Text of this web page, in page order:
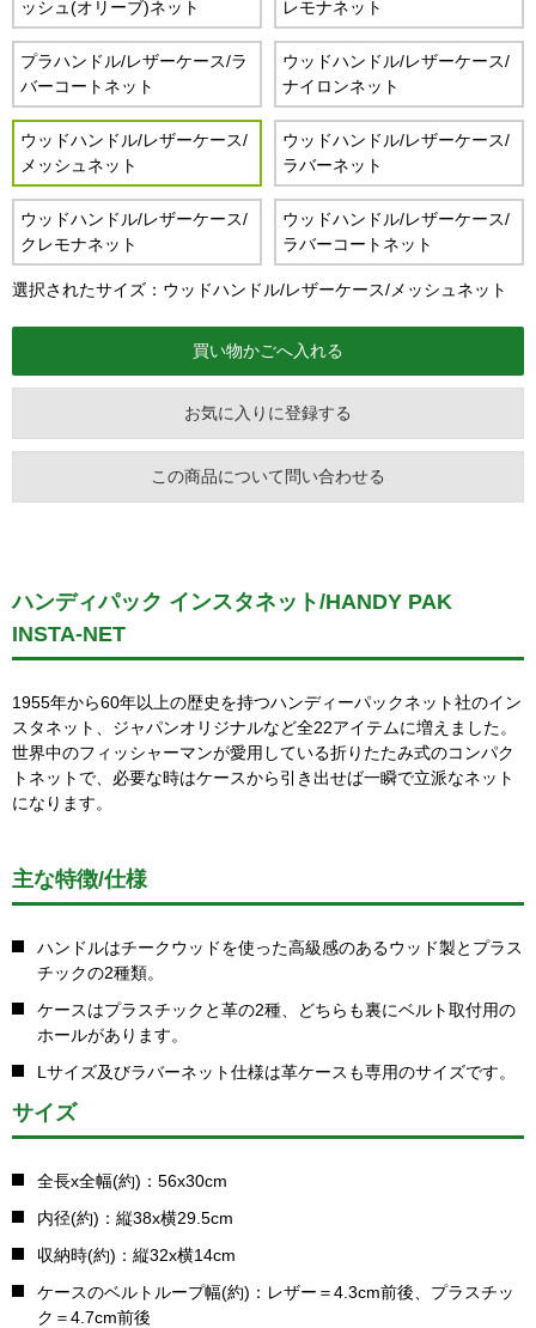
ッシュ(オリーブ)ネット
レモナネット
プラハンドル/レザーケース/ラ
バーコートネット
ウッドハンドル/レザーケース/
ナイロンネット
ウッドハンドル/レザーケース/
メッシュネット
ウッドハンドル/レザーケース/
ラバーネット
ウッドハンドル/レザーケース/
クレモナネット
ウッドハンドル/レザーケース/
ラバーコートネット
選択されたサイズ：ウッドハンドル/レザーケース/メッシュネット
お気に入りに登録する
この商品について問い合わせる
ハンディパック インスタネット/HANDY PAK
INSTA-NET
1955年から60年以上の歴史を持つハンディーパックネット社のイン
スタネット、ジャパンオリジナルなど全22アイテムに増えました。
世界中のフィッシャーマンが愛用している折りたたみ式のコンパク
トネットで、必要な時はケースから引き出せば一瞬で立派なネット
になります。
主な特徴/仕様
ハンドルはチークウッドを使った高級感のあるウッド製とプラス
チックの2種類。
ケースはプラスチックと革の2種、どちらも裏にベルト取付用の
ホールがあります。
Lサイズ及びラバーネット仕様は革ケースも専用のサイズです。
サイズ
全長x全幅(約)：56x30cm
内径(約)：縦38x横29.5cm
収納時(約)：縦32x横14cm
ケースのベルトループ幅(約)：レザー＝4.3cm前後、プラスチッ
ク＝4.7cm前後